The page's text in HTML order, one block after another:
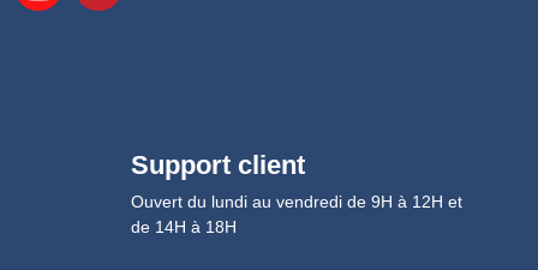
Support client
Ouvert du lundi au vendredi de 9H à 12H et
de 14H à 18H